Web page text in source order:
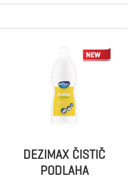
DEZIMAX ČISTIČ
PODLAHA